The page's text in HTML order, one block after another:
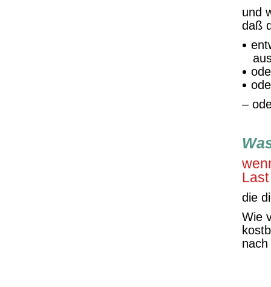
und
daß
–
die
Wie